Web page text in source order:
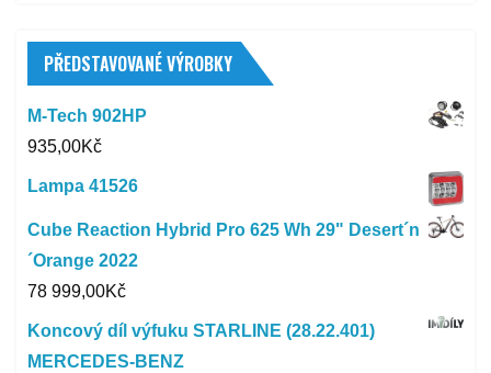
PŘEDSTAVOVANÉ VÝROBKY
M-Tech 902HP
935,00Kč
Lampa 41526
Cube Reaction Hybrid Pro 625 Wh 29" Desert´n
´Orange 2022
78 999,00Kč
Koncový díl výfuku STARLINE (28.22.401)
MERCEDES-BENZ